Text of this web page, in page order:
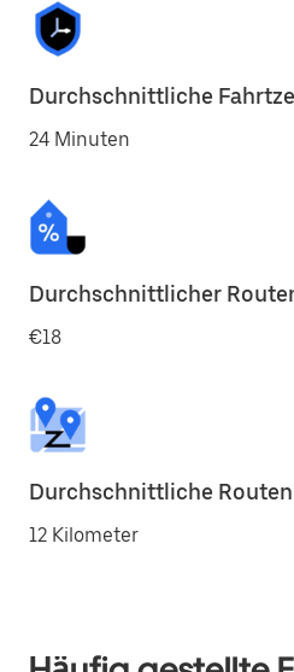
Durchschnittliche
24 Minuten
Durchschnittlicher
€18
Durchschnittliche
12 Kilometer